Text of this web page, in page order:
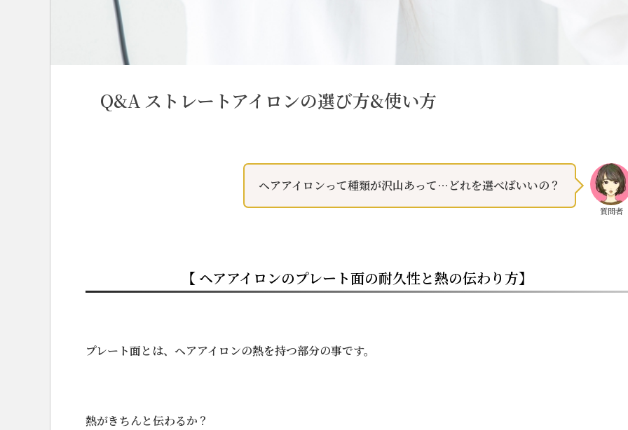
Q&A ストレートアイロンの選び方&使い方
ヘアアイロンって種類が沢山あって…どれを選べばいいの？
質問者
【 ヘアアイロンのプレート面の耐久性と熱の伝わり方】
プレート面とは、ヘアアイロンの熱を持つ部分の事です。
熱がきちんと伝わるか？